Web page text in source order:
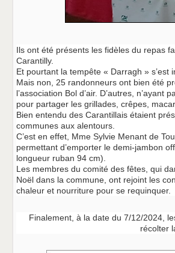
Ils ont été présents les fidèles du repas
Carantilly.
Et pourtant la tempête « Darragh »
Mais non, 25 randonneurs ont bien été
l’association Bol d’air. D’autres,
pour partager les grillades, crêpes,
Bien entendu des Carantillais étaient
communes aux alentours.
C’est en effet, Mme Sylvie Menant de
permettant d’emporter le demi-jambon
longueur ruban 94 cm).
Les membres du comité des fêtes, qui
Noël dans la commune, ont rejoint les
chaleur et nourriture pour se requinquer.
Finalement, à la date du 7/12/2024,
récolter